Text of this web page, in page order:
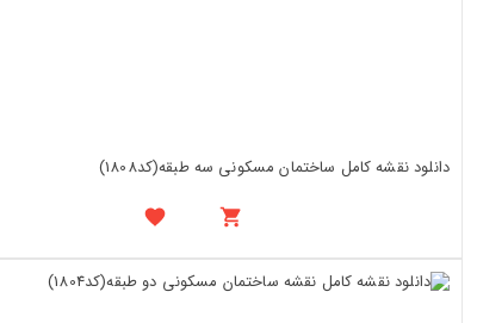
دانلود نقشه کامل ساختمان مسکونی سه طبقه(کد1808)